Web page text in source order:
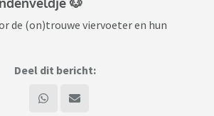
de (on)trouwe viervoeter en hun
Deel dit bericht: